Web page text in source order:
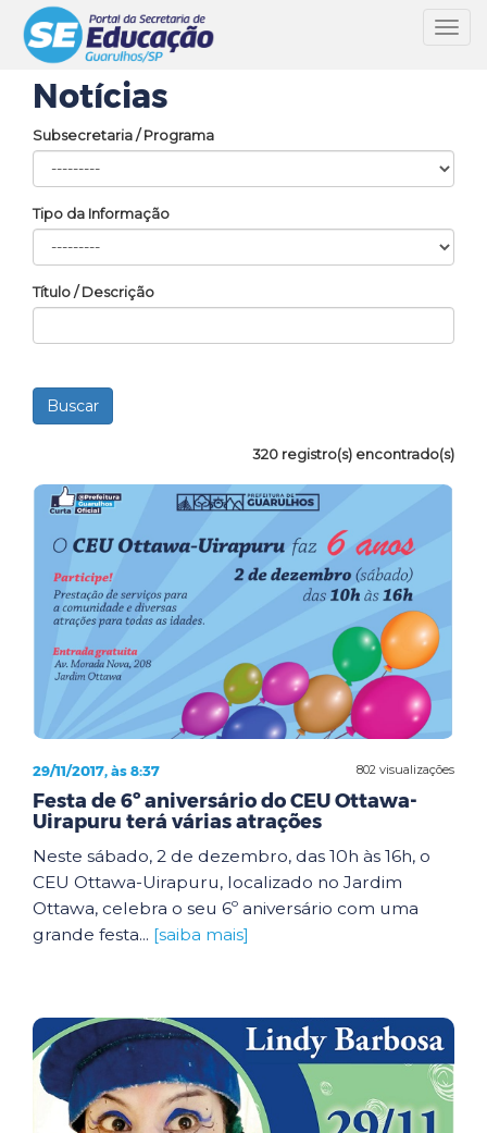
Notícias
Subsecretaria / Programa
Tipo da Informação
Título / Descrição
320 registro(s) encontrado(s)
802 visualizações
29/11/2017, às 8:37
Festa de 6º aniversário do CEU Ottawa-
Uirapuru terá várias atrações
Neste sábado, 2 de dezembro, das 10h às 16h, o
CEU Ottawa-Uirapuru, localizado no Jardim
Ottawa, celebra o seu 6º aniversário com uma
grande festa... [saiba mais]